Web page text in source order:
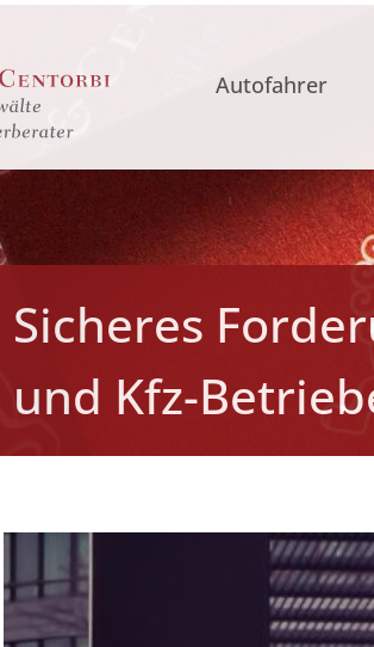
Autofahrer
Sicheres
und Kfz-